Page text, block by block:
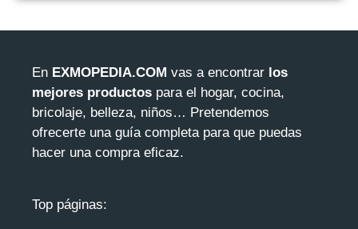
En EXMOPEDIA.COM vas a encontrar los
mejores productos para el hogar, cocina,
bricolaje, belleza, niños… Pretendemos
ofrecerte una guía completa para que puedas
hacer una compra eficaz.
Top páginas: